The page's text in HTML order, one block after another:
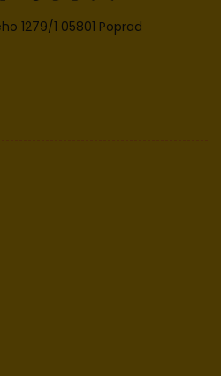
1279/1 05801 Poprad